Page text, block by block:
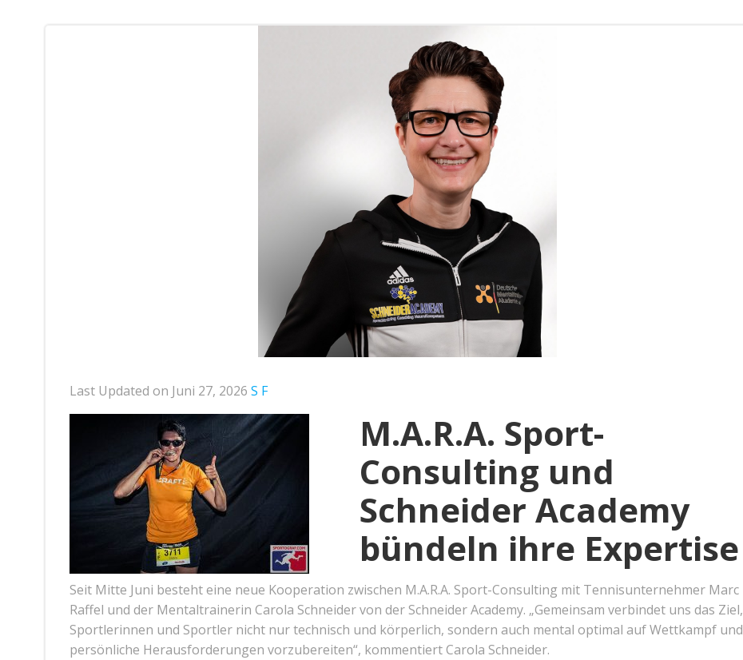
Last Updated on Juni 27, 2026 S F
M.A.R.A. Sport-
Consulting und
Schneider Academy
bündeln ihre Expertise
Seit Mitte Juni besteht eine neue Kooperation zwischen M.A.R.A. Sport-Consulting mit Tennisunternehmer Marc
Raffel und der Mentaltrainerin Carola Schneider von der Schneider Academy. „Gemeinsam verbindet uns das Ziel,
Sportlerinnen und Sportler nicht nur technisch und körperlich, sondern auch mental optimal auf Wettkampf und
persönliche Herausforderungen vorzubereiten“, kommentiert Carola Schneider.